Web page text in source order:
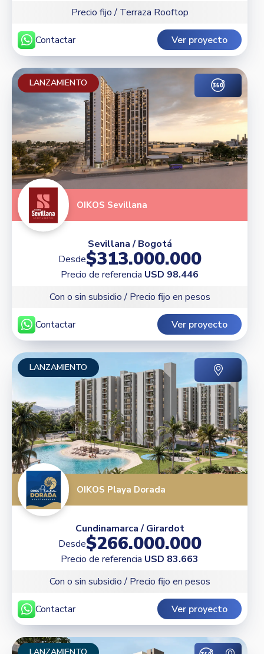
Precio fijo / Terraza Rooftop
Contactar Ver proyecto
LANZAMIENTO
OIKOS Sevillana
Sevillana / Bogotá
Desde$313.000.000
Precio de referencia USD 98.446
Con o sin subsidio / Precio fijo en pesos
Contactar Ver proyecto
LANZAMIENTO
OIKOS Playa Dorada
Cundinamarca / Girardot
Desde$266.000.000
Precio de referencia USD 83.663
Con o sin subsidio / Precio fijo en pesos
Contactar Ver proyecto